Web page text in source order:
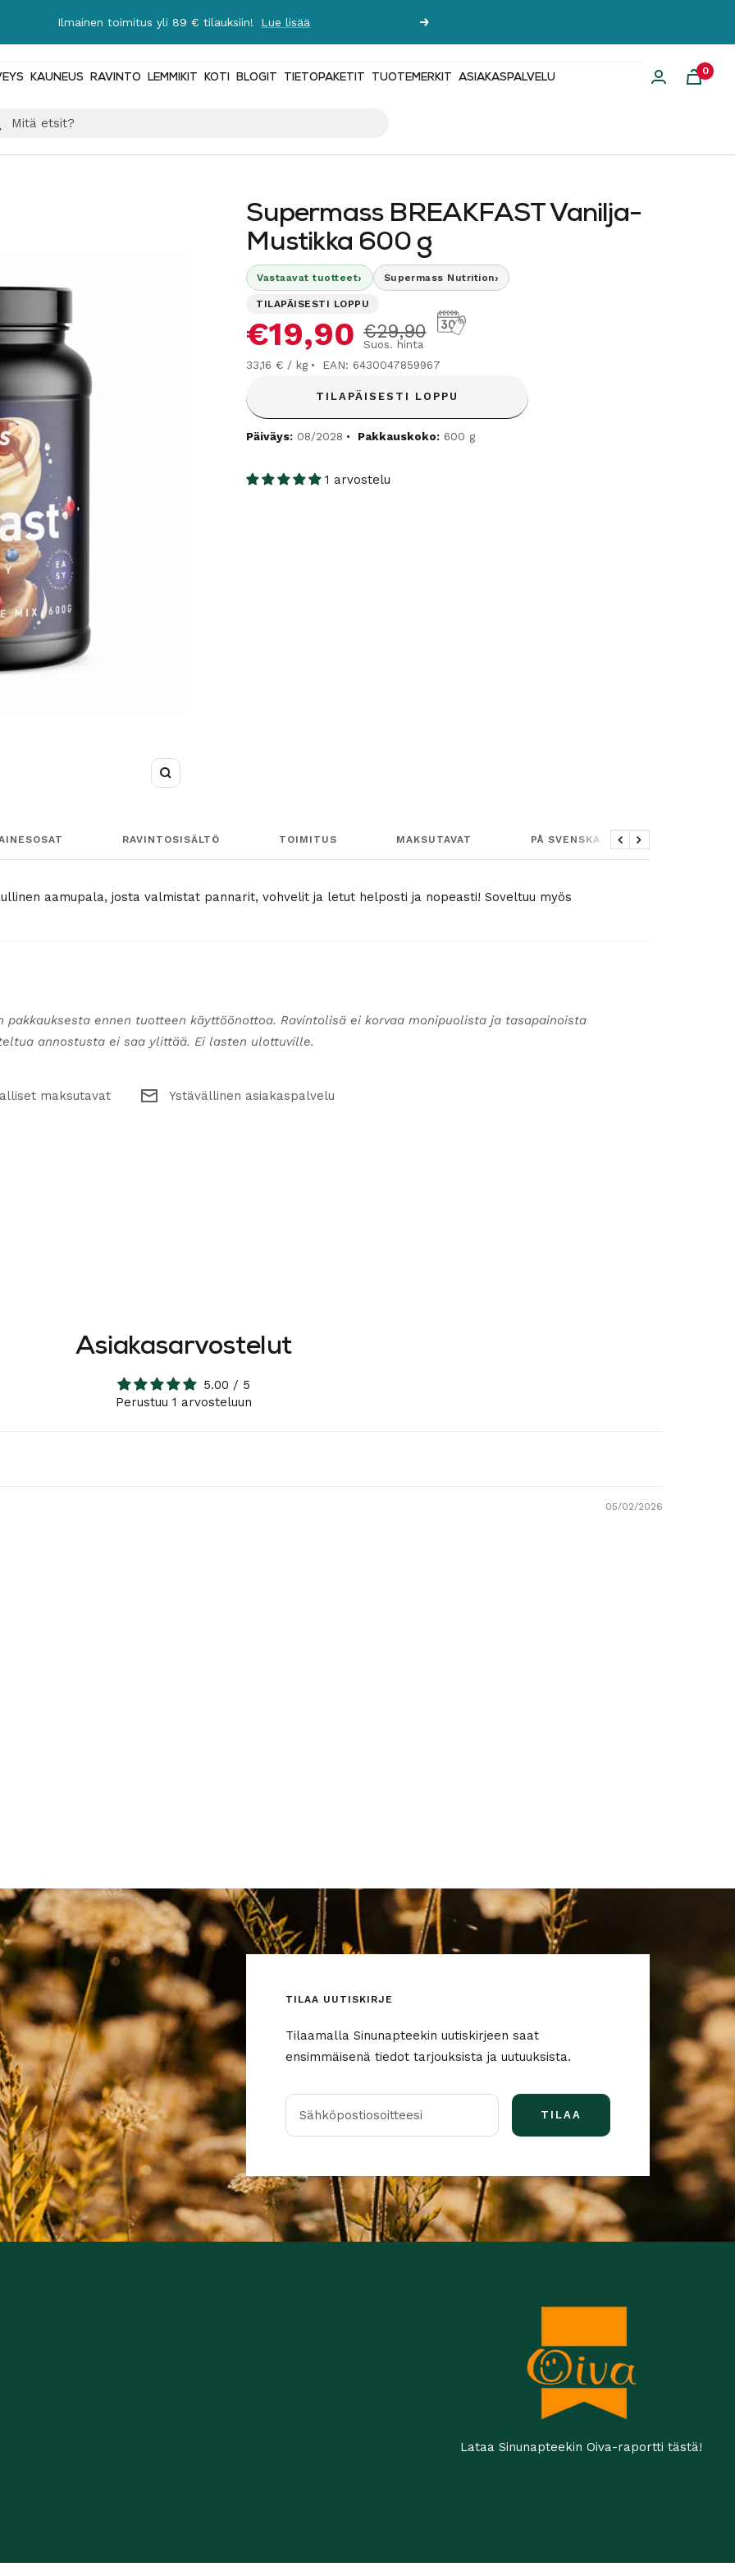
Ilmainen toimitus yli 89 € tilauksiin! Lue lisää Seuraava
KAUNEUS RAVINTO LEMMIKIT KOTI BLOGIT TIETOPAKETIT TUOTEMERKIT ASIAKASPALVELU
0
Suurenna
Supermass BREAKFAST Vanilja-
Mustikka 600 g
Vastaavat tuotteet› Supermass Nutrition›
TILAPÄISESTI LOPPU
Alennushinta
€19,90 Normaalihinta
€29,90
Suos. hinta
33,16 € / kg
EAN: 6430047859967
TILAPÄISESTI LOPPU
Päiväys: 08/2028 Pakkauskoko: 600 g
1 arvostelu
RAVINTOSISÄLTÖ TOIMITUS MAKSUTAVAT PÅ SVENSKA
Edellinen
Seuraava
aamupala, josta valmistat pannarit, vohvelit ja letut helposti ja nopeasti! Soveltuu myös
ennen tuotteen käyttöönottoa. Ravintolisä ei korvaa monipuolista ja tasapainoista
annostusta ei saa ylittää. Ei lasten ulottuville.
maksutavat Ystävällinen asiakaspalvelu
Asiakasarvostelut
5.00 / 5
Perustuu 1 arvosteluun
05/02/2026
TILAA UUTISKIRJE
Tilaamalla Sinunapteekin uutiskirjeen saat
ensimmäisenä tiedot tarjouksista ja uutuuksista.
Sähköpostiosoitteesi TILAA
Lataa Sinunapteekin Oiva-raportti tästä!